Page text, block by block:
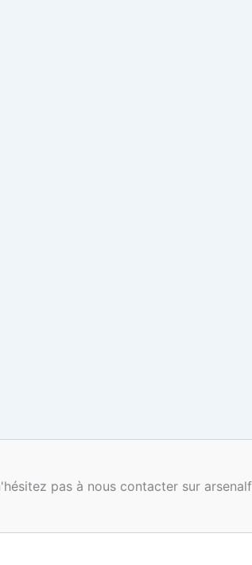
pas à nous contacter sur